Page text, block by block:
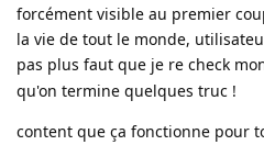
forcément visible au premier
la vie de tout le monde,
pas plus faut que je re check
qu'on termine quelques truc !
content que ça fonctionne pour